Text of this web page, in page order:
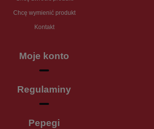
Chcę wymienić produkt
Kontakt
Moje konto
Regulaminy
Pepegi